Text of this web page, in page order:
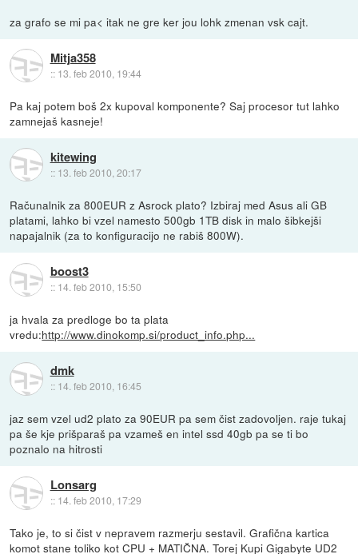
za grafo se mi pa< itak ne gre ker jou lohk zmenan vsk cajt.
Mitja358
:: 13. feb 2010, 19:44
Pa kaj potem boš 2x kupoval komponente? Saj procesor tut lahko
zamnejaš kasneje!
kitewing
:: 13. feb 2010, 20:17
Računalnik za 800EUR z Asrock plato? Izbiraj med Asus ali GB
platami, lahko bi vzel namesto 500gb 1TB disk in malo šibkejši
napajalnik (za to konfiguracijo ne rabiš 800W).
boost3
:: 14. feb 2010, 15:50
ja hvala za predloge bo ta plata
vredu:http://www.dinokomp.si/product_info.php...
dmk
:: 14. feb 2010, 16:45
jaz sem vzel ud2 plato za 90EUR pa sem čist zadovoljen. raje tukaj
pa še kje prišparaš pa vzameš en intel ssd 40gb pa se ti bo
poznalo na hitrosti
Lonsarg
:: 14. feb 2010, 17:29
Tako je, to si čist v nepravem razmerju sestavil. Grafična kartica
komot stane toliko kot CPU + MATIČNA. Torej Kupi Gigabyte UD2